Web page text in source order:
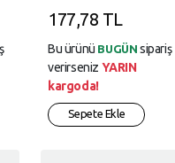
(1,5mt Kablo
Uzunluğu)
177,78 TL
Bu ürünü BUGÜN sipariş
verirseniz YARIN
kargoda!
Sepete Ekle